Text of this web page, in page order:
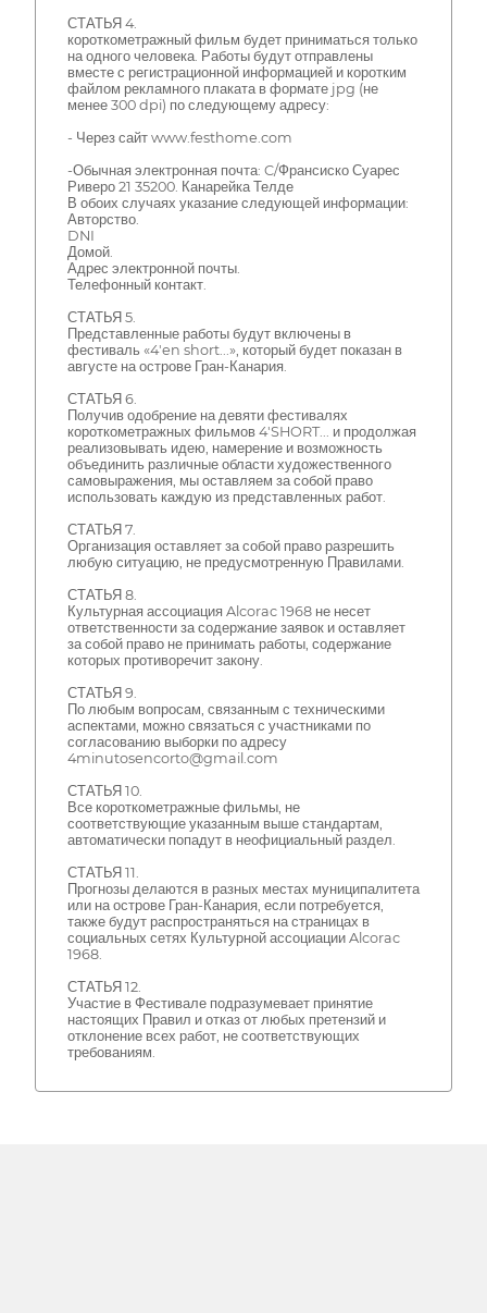
СТАТЬЯ 4.
короткометражный фильм будет приниматься только
на одного человека. Работы будут отправлены
вместе с регистрационной информацией и коротким
файлом рекламного плаката в формате jpg (не
менее 300 dpi) по следующему адресу:
- Через сайт www.festhome.com
-Обычная электронная почта: C/Франсиско Суарес
Риверо 21 35200. Канарейка Телде
В обоих случаях указание следующей информации:
Авторство.
DNI
Домой.
Адрес электронной почты.
Телефонный контакт.
СТАТЬЯ 5.
Представленные работы будут включены в
фестиваль «4'en short...», который будет показан в
августе на острове Гран-Канария.
СТАТЬЯ 6.
Получив одобрение на девяти фестивалях
короткометражных фильмов 4'SHORT... и продолжая
реализовывать идею, намерение и возможность
объединить различные области художественного
самовыражения, мы оставляем за собой право
использовать каждую из представленных работ.
СТАТЬЯ 7.
Организация оставляет за собой право разрешить
любую ситуацию, не предусмотренную Правилами.
СТАТЬЯ 8.
Культурная ассоциация Alcorac 1968 не несет
ответственности за содержание заявок и оставляет
за собой право не принимать работы, содержание
которых противоречит закону.
СТАТЬЯ 9.
По любым вопросам, связанным с техническими
аспектами, можно связаться с участниками по
согласованию выборки по адресу
4minutosencorto@gmail.com
СТАТЬЯ 10.
Все короткометражные фильмы, не
соответствующие указанным выше стандартам,
автоматически попадут в неофициальный раздел.
СТАТЬЯ 11.
Прогнозы делаются в разных местах муниципалитета
или на острове Гран-Канария, если потребуется,
также будут распространяться на страницах в
социальных сетях Культурной ассоциации Alcorac
1968.
СТАТЬЯ 12.
Участие в Фестивале подразумевает принятие
настоящих Правил и отказ от любых претензий и
отклонение всех работ, не соответствующих
требованиям.